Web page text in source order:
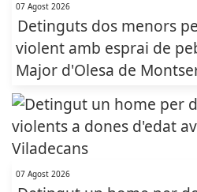
07 Agost 2026
Detinguts dos menors
violent amb esprai de
Major d'Olesa de
07 Agost 2026